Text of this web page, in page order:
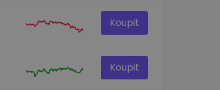
Koupit
Koupit